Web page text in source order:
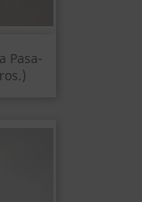
Pasa-